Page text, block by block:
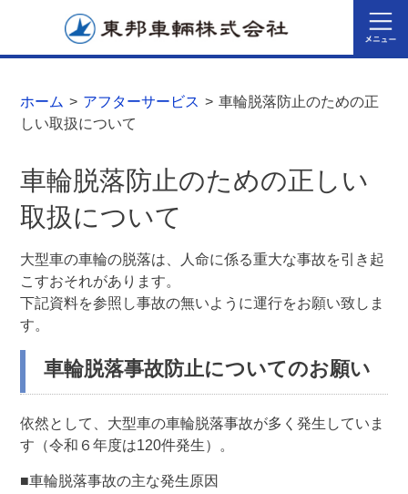
ホーム > アフターサービス > 車輪脱落防止のための正
しい取扱について
車輪脱落防止のための正しい
取扱について
大型車の車輪の脱落は、人命に係る重大な事故を引き起
こすおそれがあります。
下記資料を参照し事故の無いように運行をお願い致しま
す。
車輪脱落事故防止についてのお願い
依然として、大型車の車輪脱落事故が多く発生していま
す（令和６年度は120件発生）。
■車輪脱落事故の主な発生原因